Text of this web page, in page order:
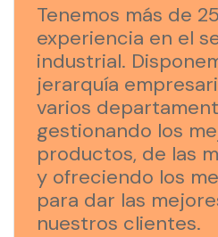
Tenemos más de
experiencia en el
industrial.
jerarquía
varios
gestionando los
productos, de las
y ofreciendo los
para dar las
nuestros clientes.